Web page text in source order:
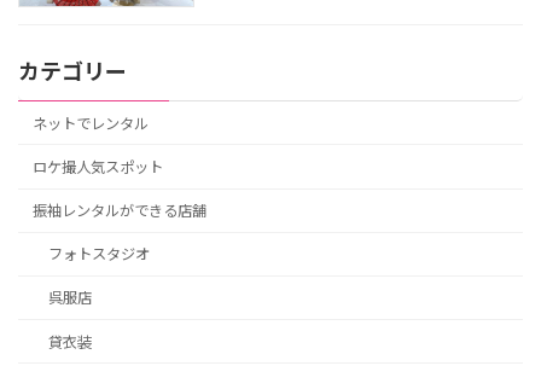
カテゴリー
ネットでレンタル
ロケ撮人気スポット
振袖レンタルができる店舗
フォトスタジオ
呉服店
貸衣装